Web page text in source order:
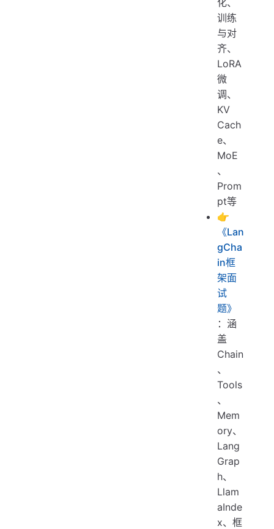
训练
与对
齐、
LoRA
微
调、
KV
Cach
e、
MoE
、
Prom
pt等
👉
《Lan
gCha
in框
架面
试
题》
：涵
盖
Chain
、
Tools
、
Mem
ory、
Lang
Grap
h、
Llam
aInde
x、框